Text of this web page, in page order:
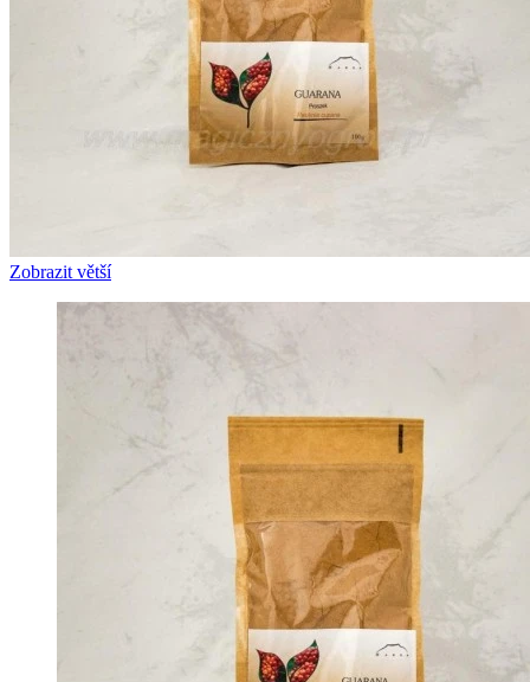
Zobrazit větší